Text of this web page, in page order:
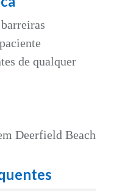
de qualquer
Deerfield Beach